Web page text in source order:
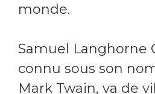
monde.
Samuel Langhorne
connu sous son
Mark Twain, va de